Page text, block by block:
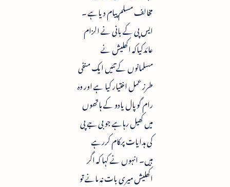
مخالف مسلم پیام دیاہے ۔
ایس پی کے بانی نے الزام
عائدکیاکہ اکھلیش نے
مسلمانوں کے تئیں ایک منفی
طرز عمل اختیار کیا ہے اور وہ
رام گوپال یادو کے ہاتھوں
میں کھیل رہاہے جو بی جے پی
کی ہدایات پرکام کررہے
ہیں۔ انہوں نے کہا کہ اگر
اکھلیش میری بات نہ مانے تو